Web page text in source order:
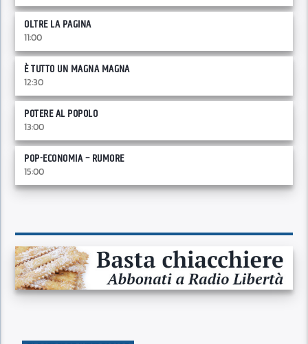
OLTRE LA PAGINA
11:00
È TUTTO UN MAGNA MAGNA
12:30
POTERE AL POPOLO
13:00
POP-ECONOMIA – RUMORE
15:00